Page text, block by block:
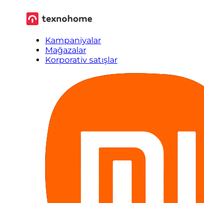
Kampaniyalar
Mağazalar
Korporativ satışlar